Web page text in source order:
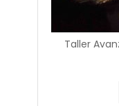
Taller